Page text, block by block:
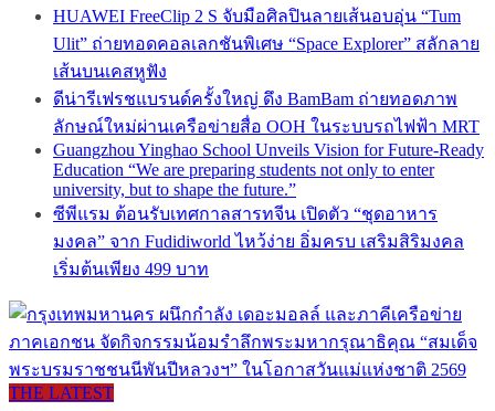
HUAWEI FreeClip 2 S จับมือศิลปินลายเส้นอบอุ่น “Tum
Ulit” ถ่ายทอดคอลเลกชันพิเศษ “Space Explorer” สลักลาย
เส้นบนเคสหูฟัง
ดีน่ารีเฟรชแบรนด์ครั้งใหญ่ ดึง BamBam ถ่ายทอดภาพ
ลักษณ์ใหม่ผ่านเครือข่ายสื่อ OOH ในระบบรถไฟฟ้า MRT
Guangzhou Yinghao School Unveils Vision for Future-Ready
Education “We are preparing students not only to enter
university, but to shape the future.”
ซีพีแรม ต้อนรับเทศกาลสารทจีน เปิดตัว “ชุดอาหาร
มงคล” จาก Fudidiworld ไหว้ง่าย อิ่มครบ เสริมสิริมงคล
เริ่มต้นเพียง 499 บาท
THE LATEST